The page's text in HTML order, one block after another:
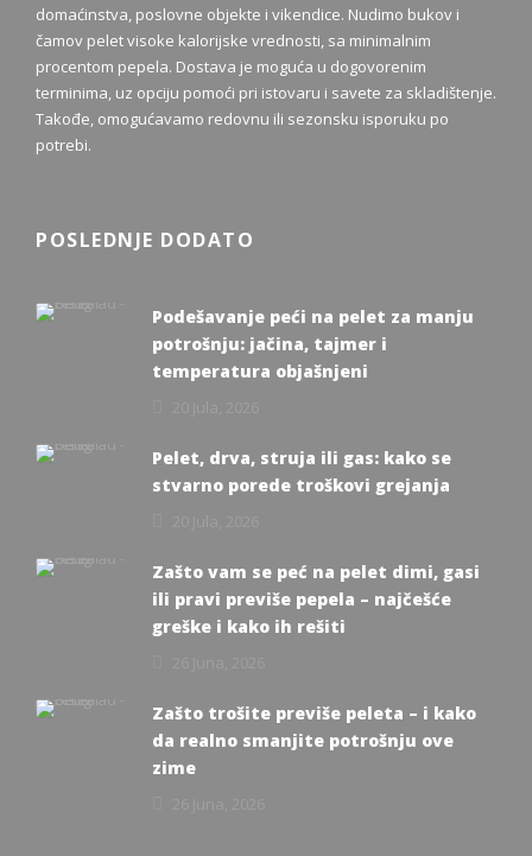
domaćinstva, poslovne objekte i vikendice. Nudimo bukov i
čamov pelet visoke kalorijske vrednosti, sa minimalnim
procentom pepela. Dostava je moguća u dogovorenim
terminima, uz opciju pomoći pri istovaru i savete za skladištenje.
Takođe, omogućavamo redovnu ili sezonsku isporuku po
potrebi.
POSLEDNJE DODATO
Podešavanje peći na pelet za manju
potrošnju: jačina, tajmer i
temperatura objašnjeni
Pelet, drva, struja ili gas: kako se
stvarno porede troškovi grejanja
Zašto vam se peć na pelet dimi, gasi
ili pravi previše pepela – najčešće
greške i kako ih rešiti
Zašto trošite previše peleta – i kako
da realno smanjite potrošnju ove
zime